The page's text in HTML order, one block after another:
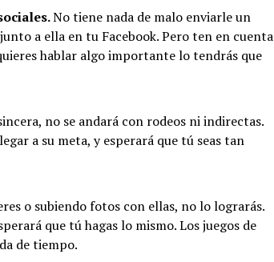
No tiene nada de malo enviarle un
a ella en tu Facebook. Pero ten en cuenta
hablar algo importante lo tendrás que
no se andará con rodeos ni indirectas.
a su meta, y esperará que tú seas tan
o subiendo fotos con ellas, no lo lograrás.
que tú hagas lo mismo. Los juegos de
de tiempo.